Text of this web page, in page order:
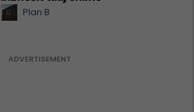
Plan B